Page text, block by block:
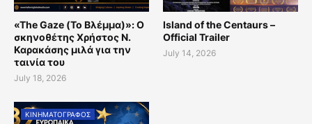
«The Gaze (Το Βλέμμα)»: Ο
σκηνοθέτης Χρήστος Ν.
Καρακάσης μιλά για την
ταινία του
July 18, 2026
Island of the Centaurs –
Official Trailer
July 14, 2026
ΚΙΝΗΜΑΤΟΓΡΑΦΟΣ